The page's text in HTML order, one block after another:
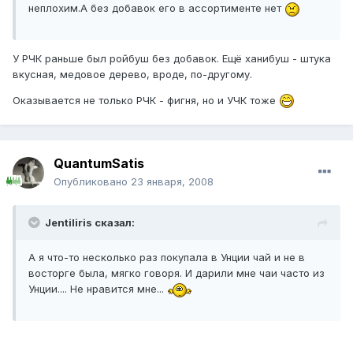
неплохим.А без добавок его в ассортименте нет
У РЧК раньше был ройбуш без добавок. Ещё ханибуш - штука
вкусная, медовое дерево, вроде, по-другому.
Оказывается не только РЧК - фигня, но и УЧК тоже
QuantumSatis
Опубликовано 23 января, 2008
Jentiliris сказал:
А я что-то несколько раз покупала в Унции чай и не в
восторге была, мягко говоря. И дарили мне чаи часто из
Унции.... Не нравится мне...